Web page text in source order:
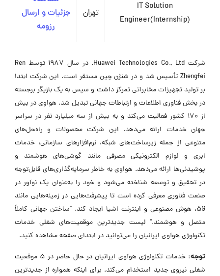
IT Solution
Engineer(Internship)
تهران
جزئیات و ارسال
رزومه
شرکت Huawei Technologies Co., Ltd. در سال 1987 توسط Ren
Zhengfei تأسیس شد و در شنژن چین مستقر است. این شرکت ابتدا
بر تولید تجهیزات مخابراتی تمرکز داشت و سپس به یک بازیگر برجسته
در بخش فناوری اطلاعات و ارتباطات جهانی تبدیل شد. هواوی در بیش
از 170 کشور فعالیت می‌کند و به بیش از سه میلیارد نفر در سراسر
جهان خدمات ارائه می‌دهد. این شرکت محصولات و راه‌حل‌های
متنوعی از جمله زیرساخت‌های شبکه، نرم‌افزارهای سازمانی، خدمات
ابری و لوازم الکترونیکی مصرفی مانند گوشی‌های هوشمند و
پوشیدنی‌ها ارائه می‌دهد. هواوی به خاطر سرمایه‌گذاری‌های قابل‌توجه
در تحقیق و توسعه شناخته می‌شود و خود را به‌عنوان یک نوآور در
صنعت فناوری معرفی کرده است تا پیشرفت‌هایی در زمینه‌هایی مانند
5G، هوش مصنوعی و اینترنت اشیا ایجاد کند. "ساختن جهانی کاملاً
متصل و هوشمند." لیست جدیدترین موقعیت‌های شغلی خدمات
تکنولوژی هوآوی ایرانیان را می‌توانید در ابتدای صفحه مشاهده کنید.
توجه:
خدمات تکنولوژی هوآوی ایرانیان در حال حاضر در ۵ موقعیت
شغلی نیروی جدید استخدام می‌کند. برای اینکه همواره از جدیدترین